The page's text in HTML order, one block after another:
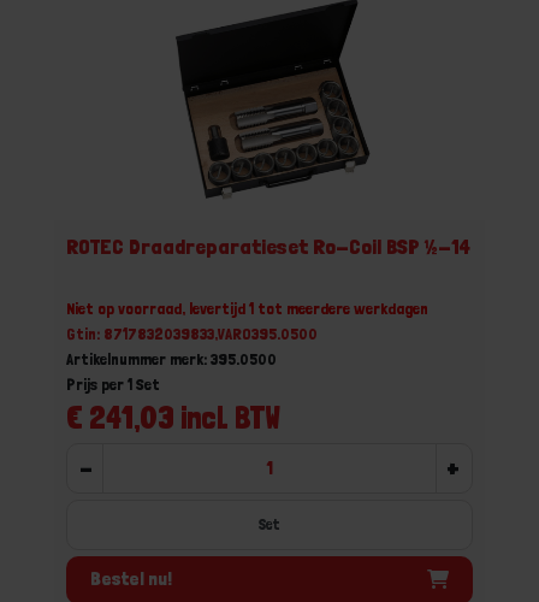
ROTEC Draadreparatieset Ro-Coil BSP ½-14
Niet op voorraad, levertijd 1 tot meerdere werkdagen
Gtin: 8717832039833,VARO395.0500
Artikelnummer merk: 395.0500
€ 241,03 incl. BTW
Prijs per 1 Set
- +
Set
Bestel nu!